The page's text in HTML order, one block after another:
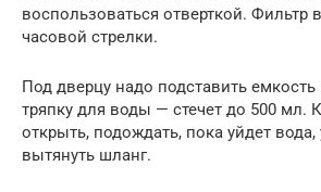
воспользоваться отверткой. Фильтр
часовой стрелки.
Под дверцу надо подставить
тряпку для воды — стечет до 500 мл.
открыть, подождать, пока уйдет вода,
вытянуть шланг.